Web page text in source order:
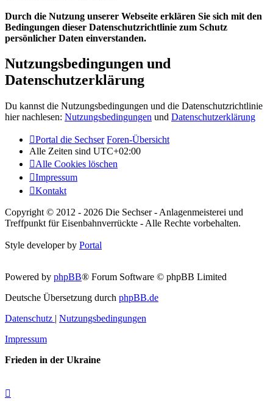
Durch die Nutzung unserer Webseite erklären Sie sich mit den
Bedingungen dieser Datenschutzrichtlinie zum Schutz
persönlicher Daten einverstanden.
Nutzungsbedingungen und
Datenschutzerklärung
Du kannst die Nutzungsbedingungen und die Datenschutzrichtlinie
hier nachlesen: Nutzungsbedingungen und Datenschutzerklärung
Portal die Sechser Foren-Übersicht
Alle Zeiten sind UTC+02:00
Alle Cookies löschen
Impressum
Kontakt
Copyright © 2012 - 2026 Die Sechser - Anlagenmeisterei und
Treffpunkt für Eisenbahnverrückte - Alle Rechte vorbehalten.
Style developer by Portal
Powered by phpBB® Forum Software © phpBB Limited
Deutsche Übersetzung durch phpBB.de
Datenschutz | Nutzungsbedingungen
Impressum
Frieden in der Ukraine